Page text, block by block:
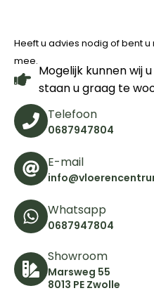
Heeft u advies nodig of bent
mee.
Mogelijk kunnen wij
staan u graag te
Telefoon
0687947804
E-mail
Whatsapp
0687947804
Showroom
Marsweg 55
8013 PE Zwolle